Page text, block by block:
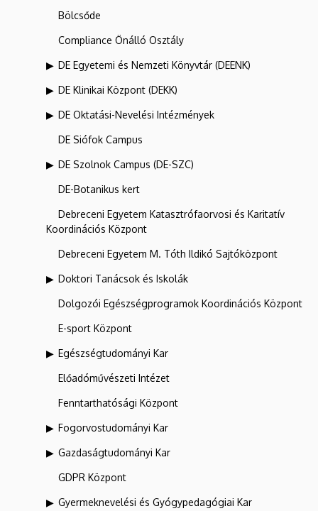
Bölcsőde
Compliance Önálló Osztály
DE Egyetemi és Nemzeti Könyvtár (DEENK)
DE Klinikai Központ (DEKK)
DE Oktatási-Nevelési Intézmények
DE Siófok Campus
DE Szolnok Campus (DE-SZC)
DE-Botanikus kert
Debreceni Egyetem Katasztrófaorvosi és Karitatív
Koordinációs Központ
Debreceni Egyetem M. Tóth Ildikó Sajtóközpont
Doktori Tanácsok és Iskolák
Dolgozói Egészségprogramok Koordinációs Központ
E-sport Központ
Egészségtudományi Kar
Előadóművészeti Intézet
Fenntarthatósági Központ
Fogorvostudományi Kar
Gazdaságtudományi Kar
GDPR Központ
Gyermeknevelési és Gyógypedagógiai Kar